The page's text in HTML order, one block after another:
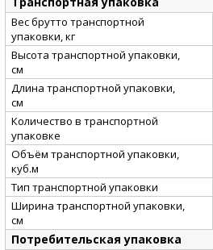
Вес брутто транспортной
упаковки, кг
Высота транспортной упаковки,
см
Длина транспортной упаковки,
см
Количество в транспортной
упаковке
Объём транспортной упаковки,
куб.м
Тип транспортной упаковки
Ширина транспортной упаковки,
см
Потребительская упаковка